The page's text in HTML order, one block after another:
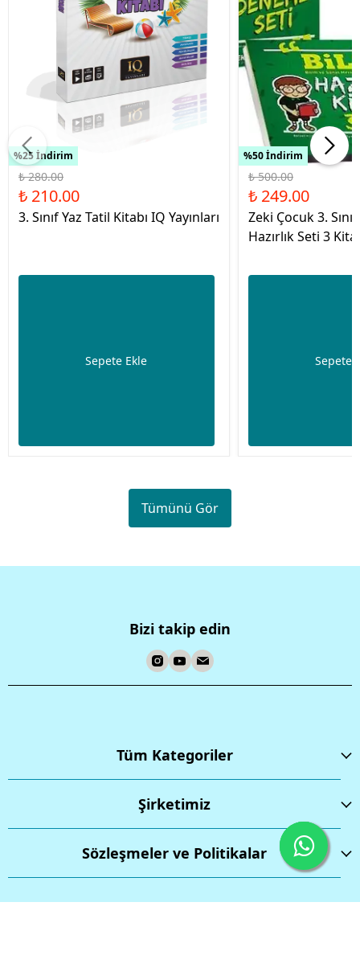
%25 İndirim
₺ 280.00
₺ 210.00
3. Sınıf Yaz Tatil Kitabı IQ Yayınları
Sepete Ekle
%50 İndirim
₺ 500.00
₺ 249.00
Zeki Çocuk 3.
Hazırlık Seti 3
Sepete
Tümünü Gör
Bizi takip edin
Tüm Kategoriler
Şirketimiz
Sözleşmeler ve Politikalar